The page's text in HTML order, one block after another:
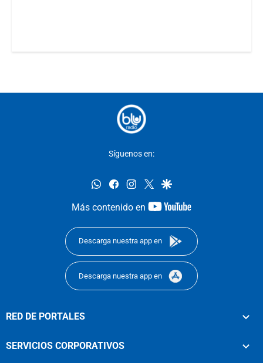
Síguenos en:
whatsappfacebookinstagram
twittergoogle
Más contenido en
youtube-
Descarga nuestra app en
Descarga nuestra app en
RED DE PORTALES
SERVICIOS CORPORATIVOS